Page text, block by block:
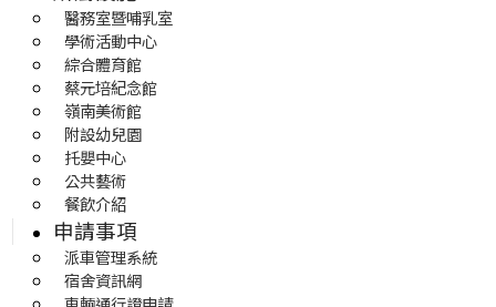
醫務室暨哺乳室
學術活動中心
綜合體育館
蔡元培紀念館
嶺南美術館
附設幼兒園
托嬰中心
公共藝術
餐飲介紹
申請事項
派車管理系統
宿舍資訊網